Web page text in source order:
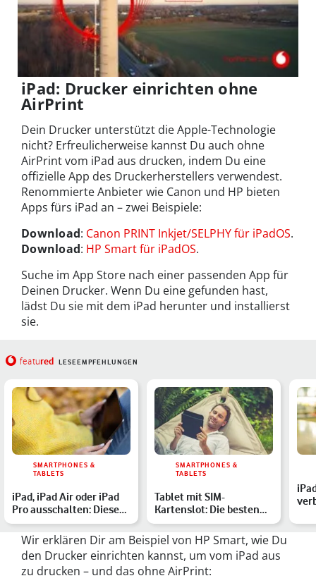
iPad: Drucker einrichten ohne
AirPrint
Dein Drucker unterstützt die Apple-Technologie
nicht? Erfreulicherweise kannst Du auch ohne
AirPrint vom iPad aus drucken, indem Du eine
offizielle App des Druckerherstellers verwendest.
Renommierte Anbieter wie Canon und HP bieten
Apps fürs iPad an – zwei Beispiele:
Download: Canon PRINT Inkjet/SELPHY für iPadOS.
Download: HP Smart für iPadOS.
Suche im App Store nach einer passenden App für
Deinen Drucker. Wenn Du eine gefunden hast,
lädst Du sie mit dem iPad herunter und installierst
sie.
featured LESEEMPFEHLUNGEN
SMARTPHONES &
TABLETS
iPad, iPad Air oder iPad
Pro ausschalten: Diese
Optionen hast Du
SMARTPHONES &
TABLETS
Tablet mit SIM-
Kartenslot: Die besten
Modelle für 2022
Wir erklären Dir am Beispiel von HP Smart, wie Du
den Drucker einrichten kannst, um vom iPad aus
zu drucken – und das ohne AirPrint: